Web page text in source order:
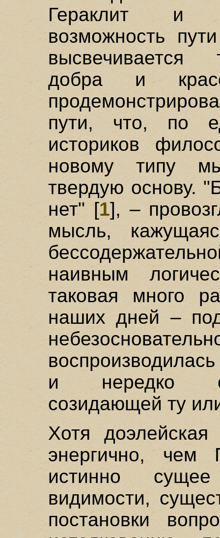
Гераклит и
возможность
высвечивается
добра и
пути, что, по
историков
новому типу
твердую основу.
нет" [1], –
мысль,
наивным
таковая много
наших дней –
и нередко
созидающей ту
Хотя
энергично, чем
истинно
видимости,
постановки